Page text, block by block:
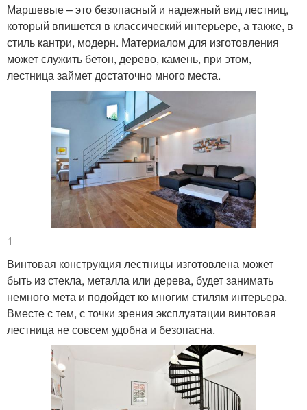
Маршевые – это безопасный и надежный вид лестниц,
который впишется в классический интерьере, а также, в
стиль кантри, модерн. Материалом для изготовления
может служить бетон, дерево, камень, при этом,
лестница займет достаточно много места.
1
Винтовая конструкция лестницы изготовлена может
быть из стекла, металла или дерева, будет занимать
немного мета и подойдет ко многим стилям интерьера.
Вместе с тем, с точки зрения эксплуатации винтовая
лестница не совсем удобна и безопасна.